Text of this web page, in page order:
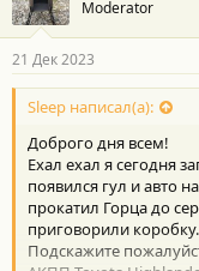
д
а
н
о
с
и
:
Moderator
21 Дек 2023
Sleep написал(а):
Доброго дня всем!
Ехал ехал я сегодня
появился гул и авто
прокатил Горца до
приговорили коробку.
Подскажите